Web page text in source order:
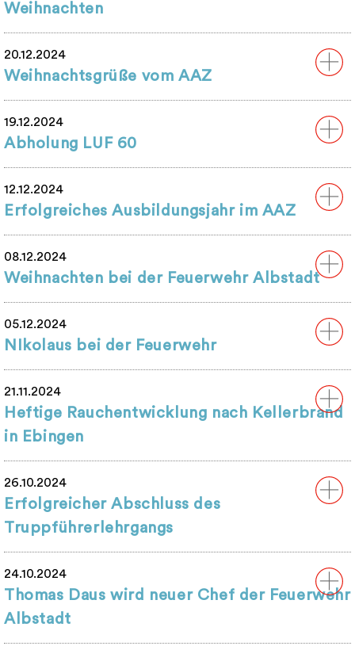
Weihnachten
20.12.2024
Weihnachtsgrüße vom AAZ
19.12.2024
Abholung LUF 60
12.12.2024
Erfolgreiches Ausbildungsjahr im AAZ
08.12.2024
Weihnachten bei der Feuerwehr Albstadt
05.12.2024
NIkolaus bei der Feuerwehr
21.11.2024
Heftige Rauchentwicklung nach Kellerbrand
in Ebingen
26.10.2024
Erfolgreicher Abschluss des
Truppführerlehrgangs
24.10.2024
Thomas Daus wird neuer Chef der Feuerwehr
Albstadt